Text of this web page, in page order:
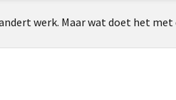
werk. Maar wat doet het met